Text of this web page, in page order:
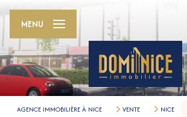
MENU
AGENCE IMMOBILIÈRE À NICE VENTE NICE